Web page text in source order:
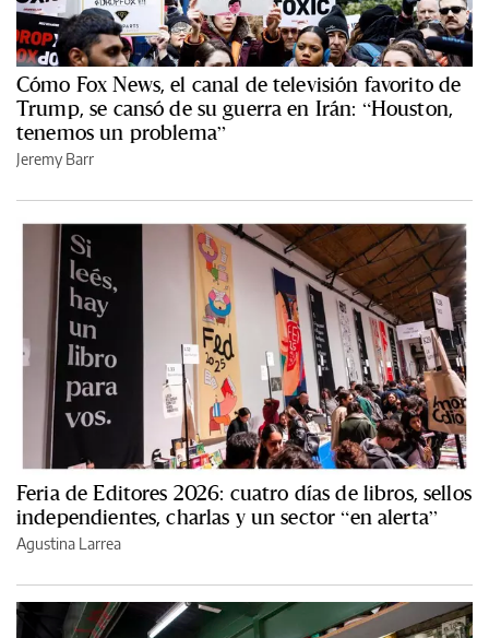
Cómo Fox News, el canal de televisión favorito de
Trump, se cansó de su guerra en Irán: “Houston,
tenemos un problema”
Jeremy Barr
Feria de Editores 2026: cuatro días de libros, sellos
independientes, charlas y un sector “en alerta”
Agustina Larrea